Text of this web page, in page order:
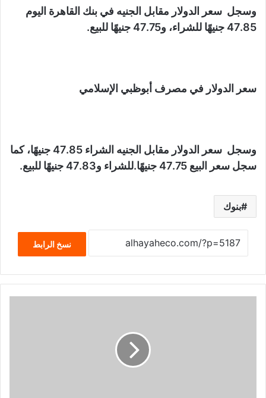
وسجل سعر الدولار مقابل الجنيه في بنك القاهرة اليوم
47.85 جنيهًا للشراء، و47.75 جنيهًا للبيع.
سعر الدولار في مصرف أبوظبي الإسلامي
وسجل سعر الدولار مقابل الجنيه الشراء 47.85 جنيهًا، كما
سجل سعر البيع 47.75 جنيهًا.للشراء و47.83 جنيهًا للبيع.
بنوك
نسخ الرابط